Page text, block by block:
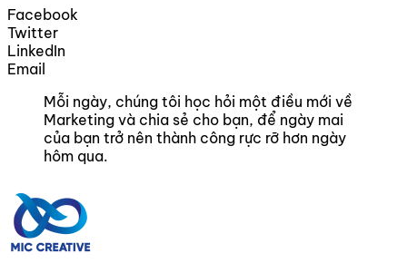
Facebook
Twitter
LinkedIn
Email
Mỗi ngày, chúng tôi học hỏi một điều mới về
Marketing và chia sẻ cho bạn, để ngày mai
của bạn trở nên thành công rực rỡ hơn ngày
hôm qua.